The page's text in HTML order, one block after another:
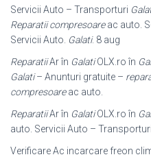
Servicii Auto – Transporturi
Reparatii compresoareac auto.
Servicii Auto. Galati. 8 aug
ReparatiiAr în GalatiOLX.ro în
Galati– Anunturi gratuite –
compresoareac auto.
ReparatiiAr în GalatiOLX.ro în
auto. Servicii Auto –
Verificare Ac incarcare freon